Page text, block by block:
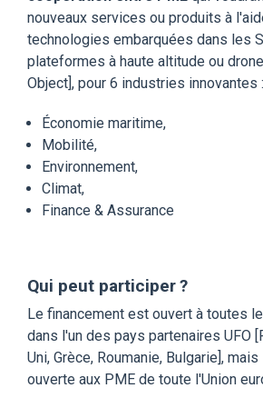
nouveaux services ou produits à
technologies embarquées dans les
plateformes à haute altitude ou
Object], pour 6 industries innovantes :
Économie maritime,
Mobilité,
Environnement,
Climat,
Finance & Assurance
Qui peut participer ?
Le financement est ouvert à toutes
dans l'un des pays partenaires UFO
Uni, Grèce, Roumanie, Bulgarie],
ouverte aux PME de toute l'Union